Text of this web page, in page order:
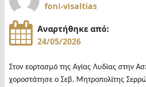
foni-visaltias
Αναρτήθηκε από:
24/05/2026
Στον εορτασμό της Αγίας Λυδίας στην
χοροστάτησε ο Σεβ. Μητροπολίτης